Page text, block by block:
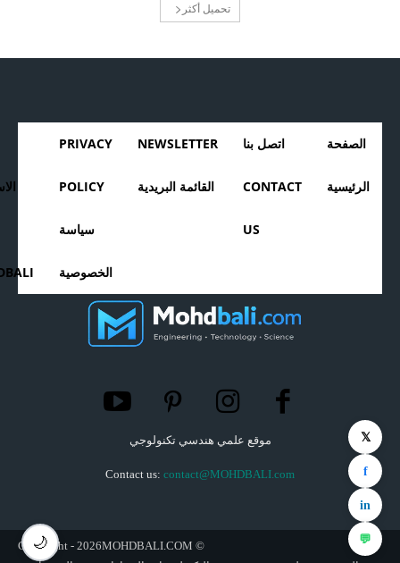
تحميل أكثر
الصفحة
الرئيسية
اتصل بنا
CONTACT
US
NEWSLETTER
القائمة البريدية
PRIVACY
POLICY
سياسة
الخصوصية
موقع علمي هندسي تكنولوجي
Contact us: contact@MOHDBALI.com
© Copyright - 2026MOHDBALI.COM
🌙
𝕏
f
in
💬